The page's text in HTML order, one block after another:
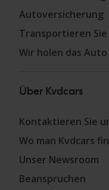
Autoversicherung
Transportieren
Wir holen das
Über Kvdcars
Kontaktieren Sie
Wo man Kvdcars
Unser Newsroom
Beanspruchen